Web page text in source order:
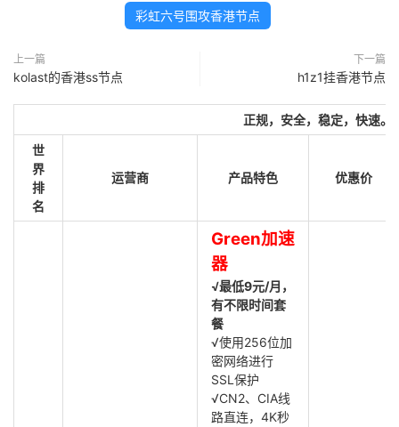
彩虹六号围攻香港节点
上一篇
kolast的香港ss节点
下一篇
h1z1挂香港节点
正规，安全，稳定，快速。
世
界
排
名
运营商 产品特色 优惠价
Green加速
器
√最低9元/月，
有不限时间套
餐
√使用256位加
密网络进行
SSL保护
√CN2、CIA线
路直连，4K秒